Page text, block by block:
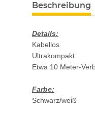
Beschreibung
Details:
Kabellos
Ultrakompakt
Etwa 10 Meter-
Farbe:
Schwarz/weiß